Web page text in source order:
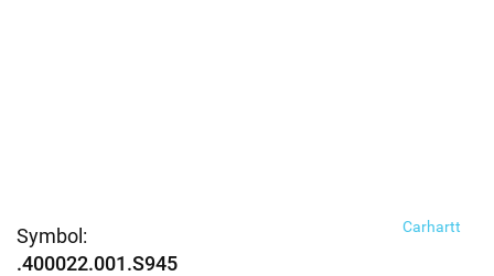
Symbol:
.400022.001.S945
Carhartt